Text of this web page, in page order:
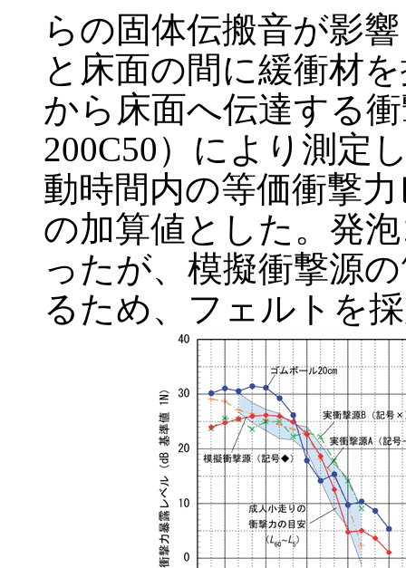
らの固体伝搬音が影
と床面の間に緩衝材
から床面へ伝達する
200C50）により測定
動時間内の等価衝撃
の加算値とした。発
ったが、模擬衝撃源
るため、フェルトを